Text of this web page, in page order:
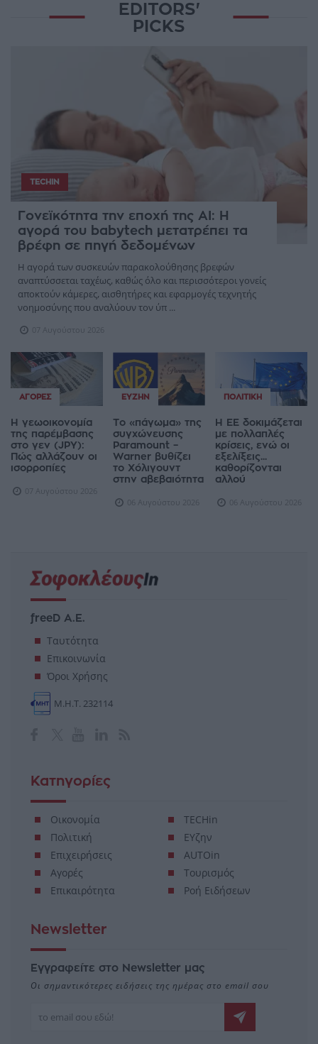
EDITORS'
PICKS
TECHIN
Γονεϊκότητα την εποχή της AI: Η
αγορά του babytech μετατρέπει τα
βρέφη σε πηγή δεδομένων
Η αγορά των συσκευών παρακολούθησης βρεφών
αναπτύσσεται ταχέως, καθώς όλο και περισσότεροι γονείς
αποκτούν κάμερες, αισθητήρες και εφαρμογές τεχνητής
νοημοσύνης που αναλύουν τον ύπ ...
07 Αυγούστου 2026
ΑΓΟΡΈΣ
Η γεωοικονομία
της παρέμβασης
στο γεν (JPY):
Πώς αλλάζουν οι
ισορροπίες
07 Αυγούστου 2026
ΕΥΖΗΝ
Το «πάγωμα» της
συγχώνευσης
Paramount –
Warner βυθίζει
το Χόλιγουντ
στην αβεβαιότητα
06 Αυγούστου 2026
ΠΟΛΙΤΙΚΉ
Η ΕΕ δοκιμάζεται
με πολλαπλές
κρίσεις, ενώ οι
εξελίξεις...
καθορίζονται
αλλού
06 Αυγούστου 2026
freeD Α.Ε.
Ταυτότητα
Επικοινωνία
Όροι Χρήσης
Μ.Η.Τ. 232114
Κατηγορίες
Οικονομία
Πολιτική
Επιχειρήσεις
Αγορές
Επικαιρότητα
TECHin
ΕΥζην
AUTOin
Τουρισμός
Ροή Ειδήσεων
Newsletter
Εγγραφείτε στο Newsletter μας
Οι σημαντικότερες ειδήσεις της ημέρας στο email σου